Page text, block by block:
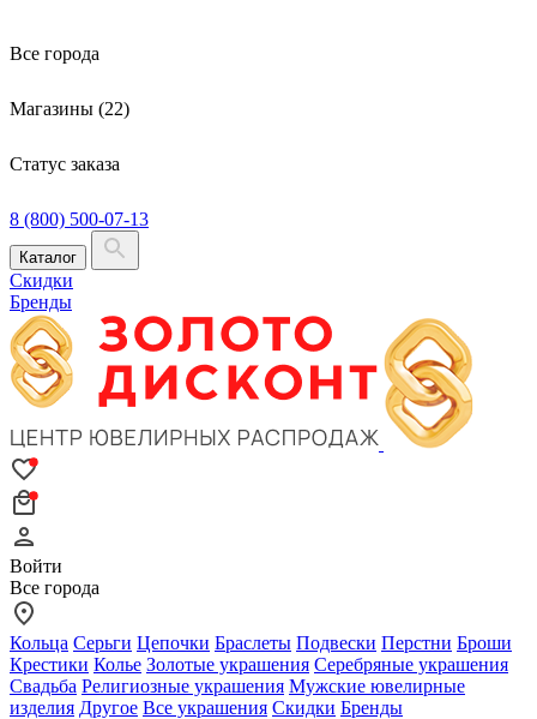
Все города
Магазины (22)
Статус заказа
8 (800) 500-07-13
Каталог
Скидки
Бренды
Войти
Все города
Кольца Серьги Цепочки Браслеты Подвески Перстни Броши
Крестики Колье Золотые украшения Серебряные украшения
Свадьба Религиозные украшения Мужские ювелирные
изделия Другое Все украшения Скидки Бренды